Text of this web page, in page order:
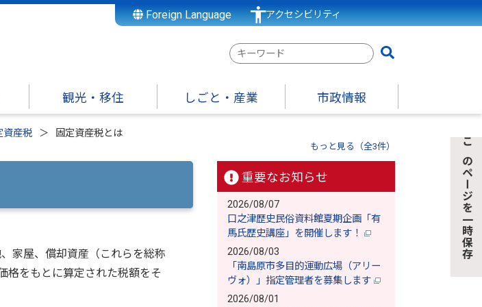
Foreign Language アクセシビリティ
検
ー
ワ
観光・移住 しごと・産業 市政情報
資産税 固定資産税とは
もっと見る（全3件）
家屋、償却資産（これらを総称
格をもとに算定された税額をそ
重要なお知らせ
2026/08/07
口之津歴史民俗資料館夏期企画「有
馬氏歴史講座」を開催します！
2026/08/03
「南島原市多目的運動広場（アリー
ヴォ）」指定管理者を募集します
2026/08/01
このページを一時保存